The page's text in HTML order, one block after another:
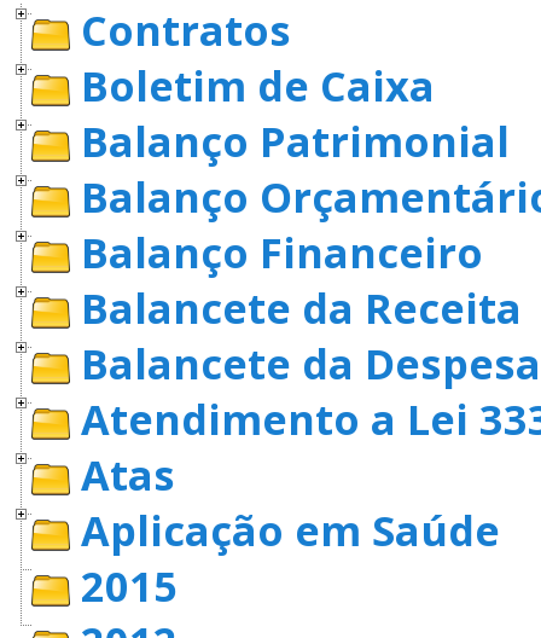
Contratos
Boletim de Caixa
Balanço Patrimonial
Balanço
Balanço Financeiro
Balancete da Receita
Balancete da Despesa
Atendimento a Lei
Atas
Aplicação em Saúde
2015